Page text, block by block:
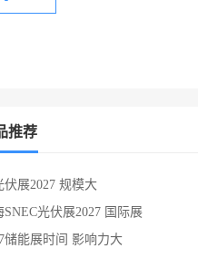
览部、宣传策划部、展览
推荐
伏展2027 规模大
SNEC光伏展2027 国际展
储能展时间 影响力大